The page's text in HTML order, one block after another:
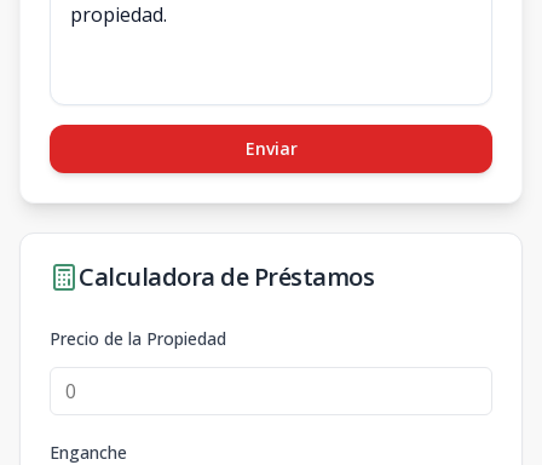
Enviar
Calculadora de Préstamos
Precio de la Propiedad
Enganche